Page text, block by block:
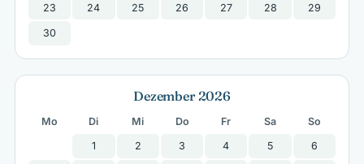
23 24 25 26 27 28 29
30
Dezember 2026
Mo Di Mi Do Fr Sa
So
1
2 3 4 5 6